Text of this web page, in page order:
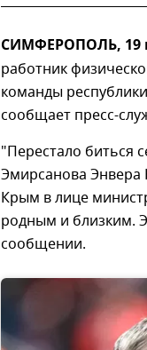
СИМФЕРОПОЛЬ, 19
работник
команды
сообщает пресс-
"Перестало биться
Эмирсанова Энвера
Крым в лице
родным и близким.
сообщении.